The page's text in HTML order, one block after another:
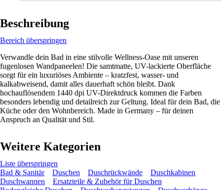
Beschreibung
Bereich überspringen
Verwandle dein Bad in eine stilvolle Wellness-Oase mit unseren
fugenlosen Wandpaneelen! Die samtmatte, UV-lackierte Oberfläche
sorgt für ein luxuriöses Ambiente – kratzfest, wasser- und
kalkabweisend, damit alles dauerhaft schön bleibt. Dank
hochauflösendem 1440 dpi UV-Direktdruck kommen die Farben
besonders lebendig und detailreich zur Geltung. Ideal für dein Bad, die
Küche oder den Wohnbereich. Made in Germany – für deinen
Anspruch an Qualität und Stil.
Weitere Kategorien
Liste überspringen
Bad & Sanitär
Duschen Duschrückwände
Duschkabinen
Duschwannen
Ersatzteile & Zubehör für Duschen